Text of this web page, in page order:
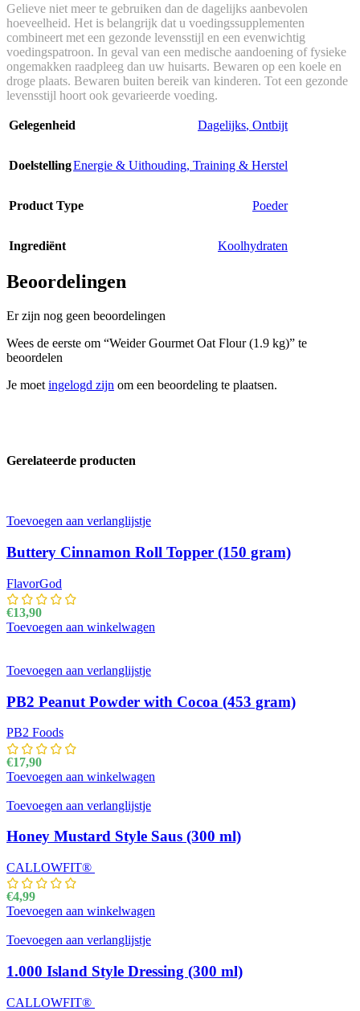
Gelieve niet meer te gebruiken dan de dagelijks aanbevolen
hoeveelheid. Het is belangrijk dat u voedingssupplementen
combineert met een gezonde levensstijl en een evenwichtig
voedingspatroon. In geval van een medische aandoening of fysieke
ongemakken raadpleeg dan uw huisarts. Bewaren op een koele en
droge plaats. Bewaren buiten bereik van kinderen. Tot een gezonde
levensstijl hoort ook gevarieerde voeding.
Gelegenheid Dagelijks, Ontbijt
DoelstellingEnergie & Uithouding, Training & Herstel
Product Type Poeder
Ingrediënt Koolhydraten
Beoordelingen
Er zijn nog geen beoordelingen
Wees de eerste om “Weider Gourmet Oat Flour (1.9 kg)” te
beoordelen
Je moet ingelogd zijn om een beoordeling te plaatsen.
Gerelateerde producten
Toevoegen aan verlanglijstje
Buttery Cinnamon Roll Topper (150 gram)
FlavorGod
€13,90
Toevoegen aan winkelwagen
Toevoegen aan verlanglijstje
PB2 Peanut Powder with Cocoa (453 gram)
PB2 Foods
€17,90
Toevoegen aan winkelwagen
Toevoegen aan verlanglijstje
Honey Mustard Style Saus (300 ml)
CALLOWFIT®
€4,99
Toevoegen aan winkelwagen
Toevoegen aan verlanglijstje
1.000 Island Style Dressing (300 ml)
CALLOWFIT®